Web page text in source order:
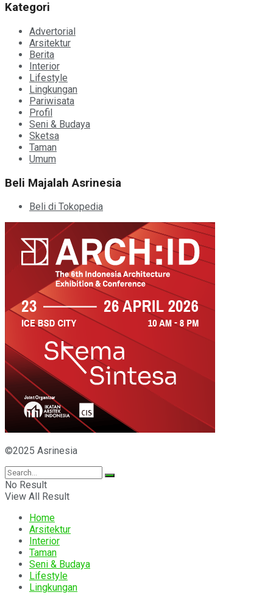
Kategori
Advertorial
Arsitektur
Berita
Interior
Lifestyle
Lingkungan
Pariwisata
Profil
Seni & Budaya
Sketsa
Taman
Umum
Beli Majalah Asrinesia
Beli di Tokopedia
©2025 Asrinesia
No Result
View All Result
Home
Arsitektur
Interior
Taman
Seni & Budaya
Lifestyle
Lingkungan